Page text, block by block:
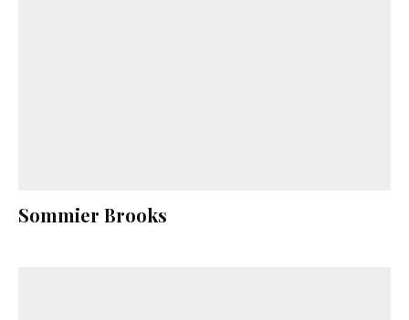
Sommier Brooks